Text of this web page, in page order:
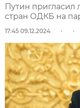
Путин пригласил
стран ОДКБ на
17:45 09.12.2024